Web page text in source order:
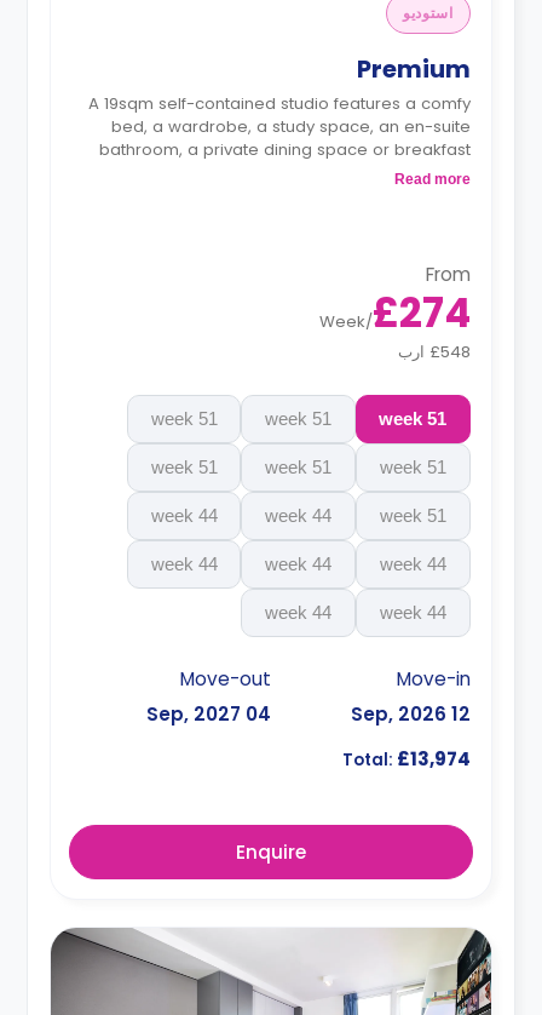
استوديو
Premium
A 19sqm self-contained studio features a comfy
bed, a wardrobe, a study space, an en-suite
bathroom, a private dining space or breakfast
bar, and a fully fitted kitchenette.
Read more
From
£274
/
Week
£548 ارب
51 week
51 week
51 week
51 week
51 week
51 week
51 week
44 week
44 week
44 week
44 week
44 week
44 week
44 week
Move-in
12 Sep, 2026
Move-out
04 Sep, 2027
Total: £13,974
Enquire